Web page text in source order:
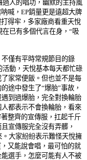
人的唱功，幽默的主持風
喊，EP銷量更是遠超大牌
得牢，多家廠商看重天悅
已有多個代言在身，“吸
僅有平時常規節目的錄
動，天悅基本每天都忙碌
家常便飯。但也並不是每
途中發生了“爆胎”事故，
到過爆胎，完全對換輪胎
都表示不會換輪胎，看來
整齊的宣傳服，扛起千斤
宣傳服完全沒有弄髒，
大家紛紛表示難怪天悅擁
又能說會唱，最可怕的就
選手，怎麼可能有人不被